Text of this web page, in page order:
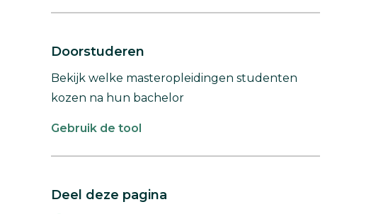
Doorstuderen
Bekijk welke masteropleidingen studenten
kozen na hun bachelor
Gebruik de tool
Deel deze pagina